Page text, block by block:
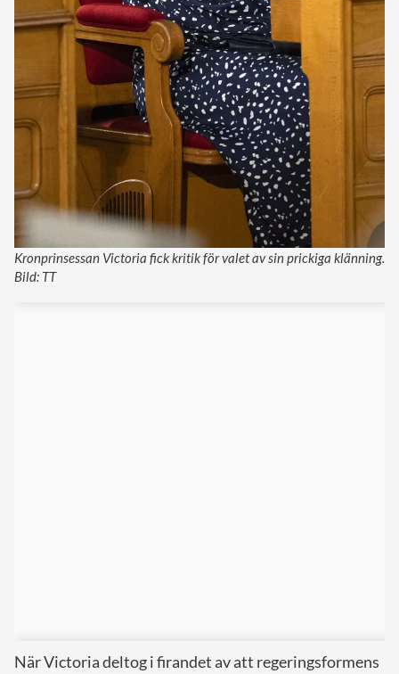
Kronprinsessan Victoria fick kritik för valet av sin prickiga klänning.
Bild: TT
När Victoria deltog i firandet av att regeringsformens